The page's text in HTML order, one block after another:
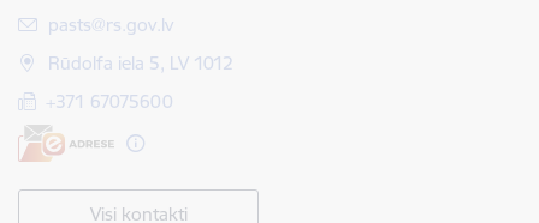
E-pasts:
pasts@rs.gov.lv
Rūdolfa iela 5, LV 1012
+371 67075600
Visi kontakti